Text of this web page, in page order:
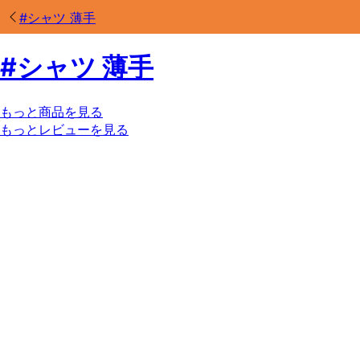
#シャツ 薄手
#シャツ 薄手
もっと商品を見る
もっとレビューを見る